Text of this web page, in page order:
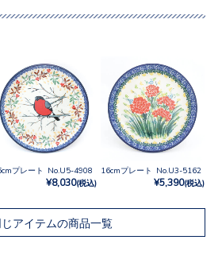
プレート No.U5-4908
¥8,030(税込)
16cmプレート No.U3-5162
¥5,390(税込)
じアイテムの商品一覧